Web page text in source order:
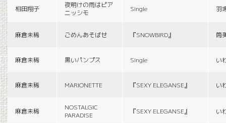
相田翔子
夜明けの雨はピア
ニッシモ
Single 羽
麻倉未稀 ごめんあそばせ 『SNOWBIRD』 筒
麻倉未稀 黒いパンプス Single い
麻倉未稀 MARIONETTE 『SEXY ELEGANSE』 い
麻倉未稀
NOSTALGIC
PARADISE
『SEXY ELEGANSE』 い